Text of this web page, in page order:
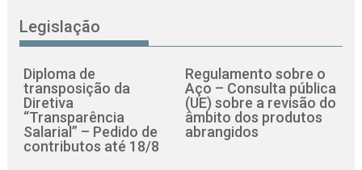
Legislação
Diploma de
transposição da
Diretiva
“Transparência
Salarial” – Pedido de
contributos até 18/8
Regulamento sobre o
Aço – Consulta pública
(UE) sobre a revisão do
âmbito dos produtos
abrangidos